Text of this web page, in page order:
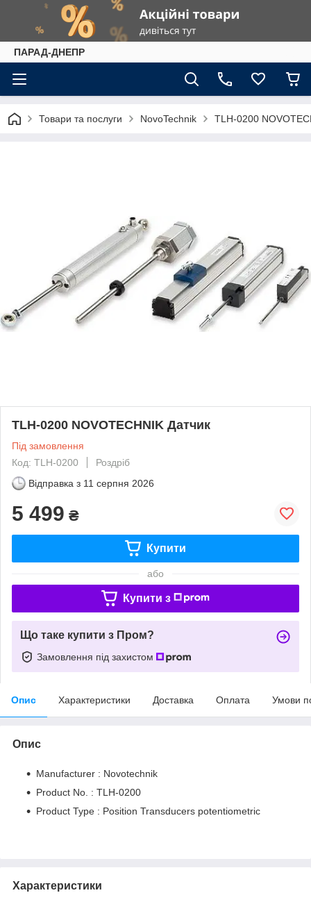
ПАРАД-ДНЕПР
Товари та послуги NovoTechnik TLH-0200
TLH-0200 NOVOTECHNIK Датчик
Під замовлення
Код: TLH-0200
Роздріб
Відправка з 11 серпня 2026
5 499 ₴
Купити
або
Купити з
Що таке купити з Пром?
Замовлення під захистом
Опис Характеристики Доставка Оплата Умови
Опис
Manufacturer : Novotechnik
Product No. : TLH-0200
Product Type : Position Transducers potentiometric
Характеристики